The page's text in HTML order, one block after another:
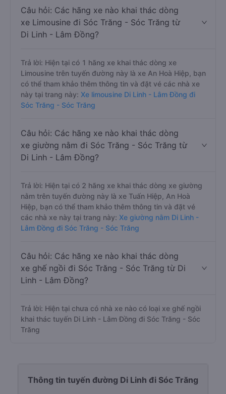
Câu hỏi: Các hãng xe nào khai thác dòng
xe Limousine đi Sóc Trăng - Sóc Trăng từ
Di Linh - Lâm Đồng?
Trả lời: Hiện tại có 1 hãng xe khai thác dòng xe
Limousine trên tuyến đường này là xe An Hoà Hiệp, bạn
có thể tham khảo thêm thông tin và đặt vé các nhà xe
này tại trang này: Xe limousine Di Linh - Lâm Đồng đi
Sóc Trăng - Sóc Trăng
Câu hỏi: Các hãng xe nào khai thác dòng
xe giường nằm đi Sóc Trăng - Sóc Trăng từ
Di Linh - Lâm Đồng?
Trả lời: Hiện tại có 2 hãng xe khai thác dòng xe giường
nằm trên tuyến đường này là xe Tuấn Hiệp, An Hoà
Hiệp, bạn có thể tham khảo thêm thông tin và đặt vé
các nhà xe này tại trang này: Xe giường nằm Di Linh -
Lâm Đồng đi Sóc Trăng - Sóc Trăng
Câu hỏi: Các hãng xe nào khai thác dòng
xe ghế ngồi đi Sóc Trăng - Sóc Trăng từ Di
Linh - Lâm Đồng?
Trả lời: Hiện tại chưa có nhà xe nào có loại xe ghế ngồi
khai thác tuyến Di Linh - Lâm Đồng đi Sóc Trăng - Sóc
Trăng
Thông tin tuyến đường Di Linh đi Sóc Trăng